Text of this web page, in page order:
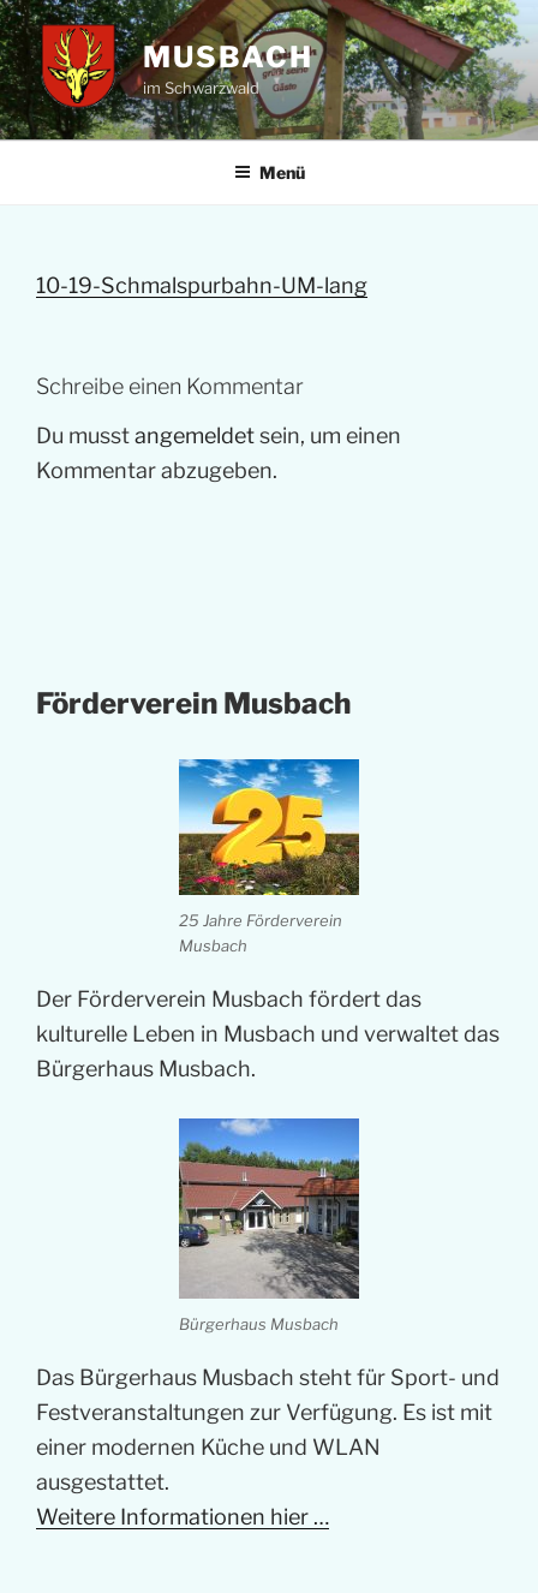
Zum
Inhalt
springen
MUSBACH
im Schwarzwald
Menü
10-19-Schmalspurbahn-UM-lang
Schreibe einen Kommentar
Du musstangemeldetsein, um einen
Kommentar abzugeben.
Förderverein Musbach
25 Jahre Förderverein
Musbach
Der Förderverein Musbach fördert das
kulturelle Leben in Musbach und verwaltet das
Bürgerhaus Musbach.
Bürgerhaus Musbach
Das Bürgerhaus Musbach steht für Sport- und
Festveranstaltungen zur Verfügung. Es ist mit
einer modernen Küche und WLAN
ausgestattet.
Weitere Informationen hier …